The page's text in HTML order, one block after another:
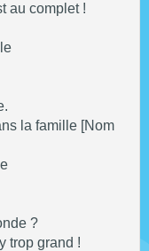
au complet !
la famille [Nom
?
trop grand !